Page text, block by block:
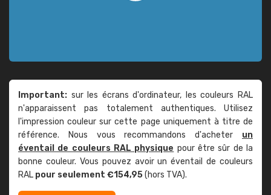
Important: sur les écrans d'ordinateur, les couleurs RAL
n'apparaissent pas totalement authentiques. Utilisez
l'impression couleur sur cette page uniquement à titre de
référence. Nous vous recommandons d'acheter un
éventail de couleurs RAL physique pour être sûr de la
bonne couleur. Vous pouvez avoir un éventail de couleurs
RAL pour seulement €154,95(hors TVA).